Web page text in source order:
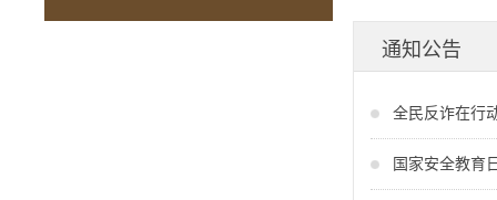
通知公告
全民反诈在行
国家安全教育